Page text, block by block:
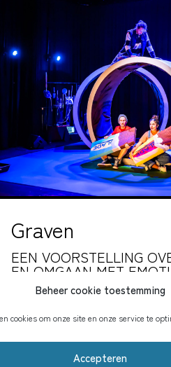
Beheer cookie toestemming
cookies om onze site en onze service te
Accepteren
Graven
EEN VOORSTELLING
EN OMGAAN MET